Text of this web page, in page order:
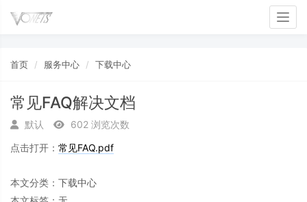
首页 服务中心 下载中心
常见FAQ解决文档
默认
602 浏览次数
点击打开： 常见FAQ.pdf
本文分类： 下载中心